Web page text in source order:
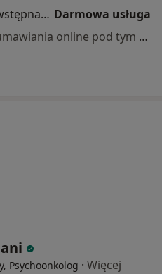
Bezpłatna konsultacja wstępna - telefoniczna Darmowa usługa
Specjalista nie oferuje umawiania online pod tym adresem.
Psychoonkolog · Więcej